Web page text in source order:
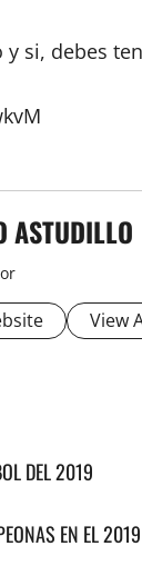
si, debes
ASTUDILLO
View
DEL 2019
EN EL 2019